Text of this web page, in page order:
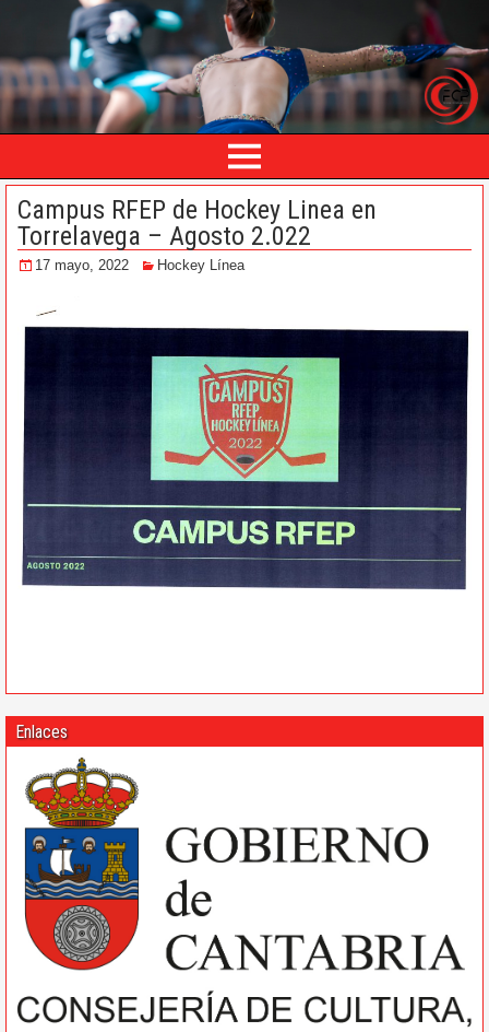
Campus RFEP de Hockey Linea en
Torrelavega – Agosto 2.022
17 mayo, 2022 Hockey Línea
Enlaces